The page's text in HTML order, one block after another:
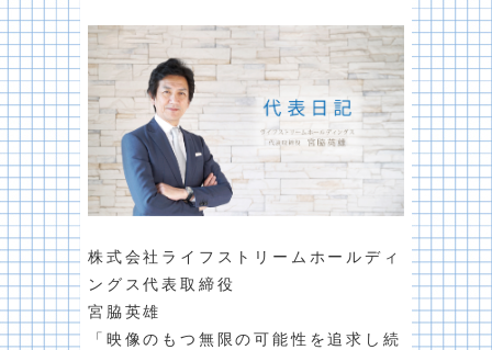
株式会社ライフストリームホールディ
ングス代表取締役
宮脇英雄
「映像のもつ無限の可能性を追求し続